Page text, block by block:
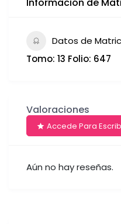
Datos de
Tomo: 13 Folio: 647
Valoraciones
Accede Para
Aún no hay reseñas.